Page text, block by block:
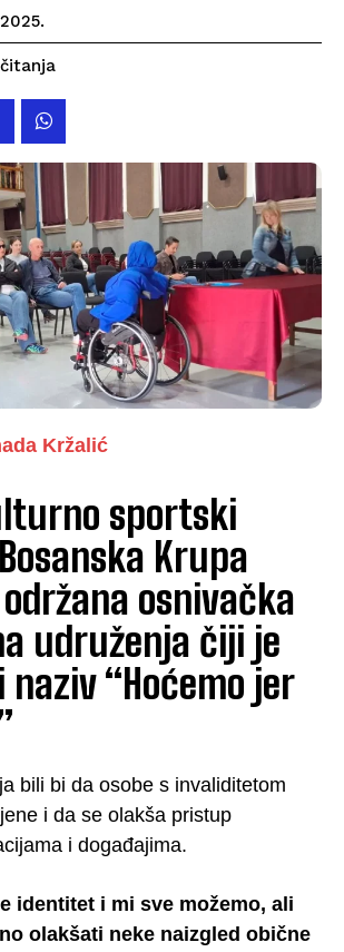
čitanja
Kržalić
sportski
Krupa
osnivačka
udruženja čiji je
“Hoćemo jer
bili bi da osobe s invaliditetom
i da se olakša pristup
i događajima.
identitet i mi sve možemo, ali
olakšati neke naizgled obične